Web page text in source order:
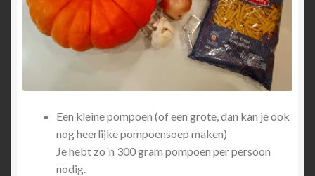
Een kleine pompoen (of een grote, dan kan je ook
nog heerlijke pompoensoep maken)
Je hebt zo´n 300 gram pompoen per persoon
nodig.